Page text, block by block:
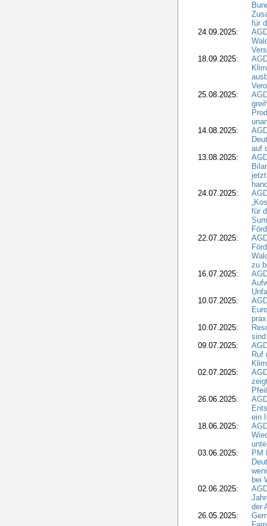
für
24.09.2025:
18.09.2025:
25.08.2025:
14.08.2025:
auf
13.08.2025:
24.07.2025:
für
22.07.2025:
zu
16.07.2025:
10.07.2025:
10.07.2025:
09.07.2025:
Ruf
02.07.2025:
26.06.2025:
ein
18.06.2025:
03.06.2025:
PM
bei
02.06.2025:
der
26.05.2025: